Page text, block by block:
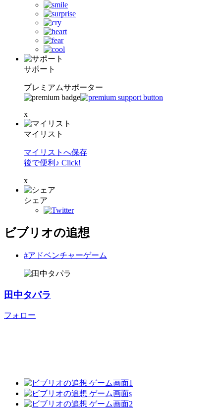
サポート
プレミアムサポーター
x
マイリスト
マイリストへ保存
後で便利♪ Click!
x
シェア
ビブリオの追想
#アドベンチャーゲーム
田中タパラ
フォロー